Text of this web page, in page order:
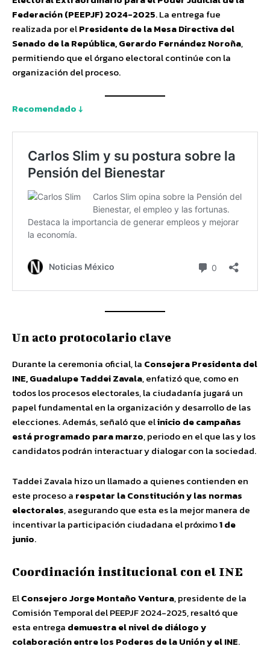
Federación (PEEPJF) 2024-2025. La entrega fue
realizada por elPresidente de la Mesa Directiva del
Senado de la República, Gerardo Fernández Noroña,
permitiendo que el órgano electoral continúe con la
organización del proceso.
Recomendado ↓
Un acto protocolario clave
Durante la ceremonia oficial, la Consejera Presidenta del
INE, Guadalupe Taddei Zavala, enfatizó que, como en
todos los procesos electorales, la ciudadanía jugará un
papel fundamental en la organización y desarrollo de las
elecciones. Además, señaló que elinicio de campañas
está programado para marzo, periodo en el que las y los
candidatos podrán interactuar y dialogar con la sociedad.
Taddei Zavala hizo un llamado a quienes contienden en
este proceso a respetar la Constitución y las normas
electorales, asegurando que esta es la mejor manera de
incentivar la participación ciudadana el próximo1 de
junio.
Coordinación institucional con el INE
ElConsejero Jorge Montaño Ventura, presidente de la
Comisión Temporal del PEEPJF 2024-2025, resaltó que
esta entrega demuestra el nivel de diálogo y
colaboración entre los Poderes de la Unión y el INE.